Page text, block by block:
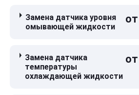
Замена датчика уровня
омывающей жидкости
Замена датчика
температуры
охлаждающей жидкости